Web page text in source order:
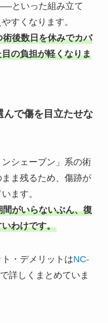
といった組み立て
すくなります。
後数日を休みでカバ
の負担が軽くなりま
で傷を目立たせな
シェーブン」系の術
ま残るため、傷跡が
ます。
がいらないぶん、復
わけです。
・デメリットはNC-
で詳しくまとめていま